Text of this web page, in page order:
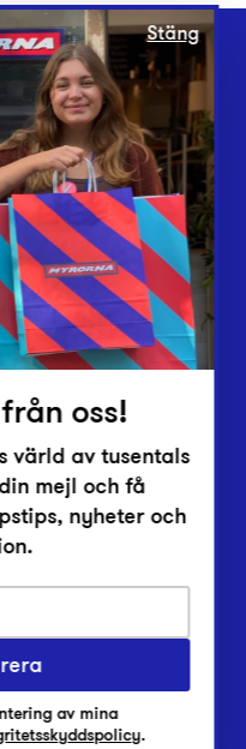
retur?
Stäng
oss!
värld av tusentals
mejl och få
nyheter och
av mina
.